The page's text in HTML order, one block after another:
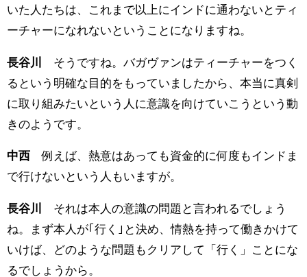
いた人たちは、これまで以上にインドに通わないとティ
ーチャーになれないということになりますね。
長谷川
そうですね。バガヴァンはティーチャーをつく
るという明確な目的をもっていましたから、本当に真剣
に取り組みたいという人に意識を向けていこうという動
きのようです。
中西 例えば、熱意はあっても資金的に何度もインドま
で行けないという人もいますが。
長谷川
それは本人の意識の問題と言われるでしょう
ね。まず本人が｢行く｣と決め、情熱を持って働きかけて
いけば、どのような問題もクリアして「行く」ことにな
るでしょうから。